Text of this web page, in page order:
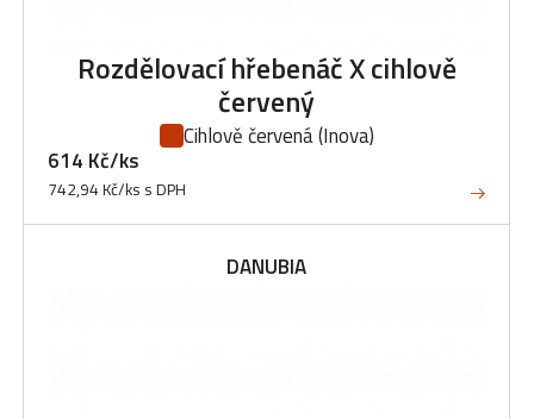
Rozdělovací hřebenáč X cihlově
červený
Cihlově červená(Inova)
614 Kč/ks
742,94 Kč/ks s DPH
DANUBIA